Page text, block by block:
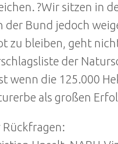
?Wir sitzen in
der Bund jedoch
zu bleiben, geht
der
wenn die 125.000
als großen
Rückfragen: